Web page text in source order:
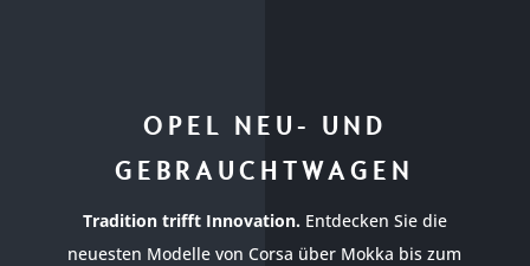
OPEL NEU- UND
GEBRAUCHTWAGEN
Tradition trifft Innovation.Entdecken Sie die
neuesten Modelle von Corsa über Mokka bis zum